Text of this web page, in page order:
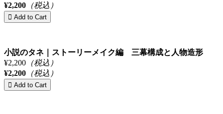
¥2,200 （税込）
小説のタネ｜ストーリーメイク編 三幕構成と人物造形
¥2,200 （税込）
¥2,200 （税込）